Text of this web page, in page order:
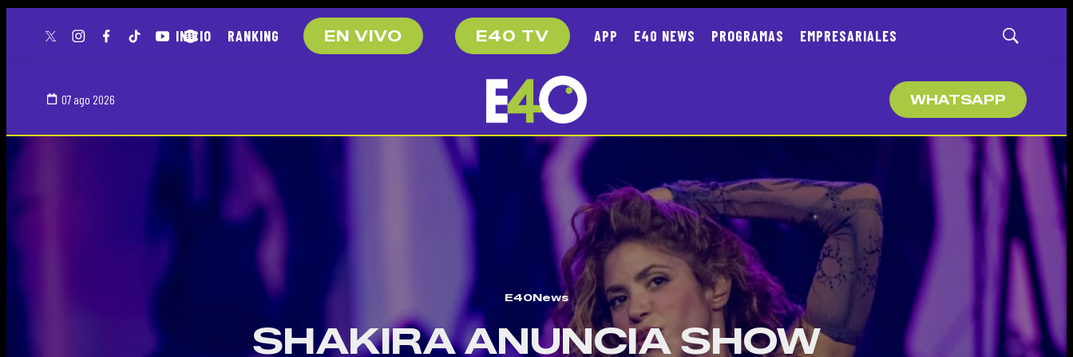
twitterinstagramfacebooktiktokyoutubespotify
INICIO RANKING EN VIVO E40 TV APP E40 NEWS PROGRAMAS EMPRESARIALES
Mostrar
07 ago 2026 WHATSAPP
E40News
SHAKIRA ANUNCIA SHOW